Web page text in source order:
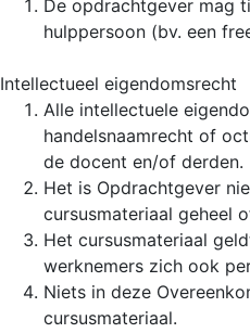
De opdrachtgever mag
hulppersoon (bv. een
Intellectueel eigendomsrecht
Alle intellectuele
handelsnaamrecht of
de docent en/of derden.
Het is Opdrachtgever
cursusmateriaal geheel
Het cursusmateriaal
werknemers zich ook
Niets in deze
cursusmateriaal.